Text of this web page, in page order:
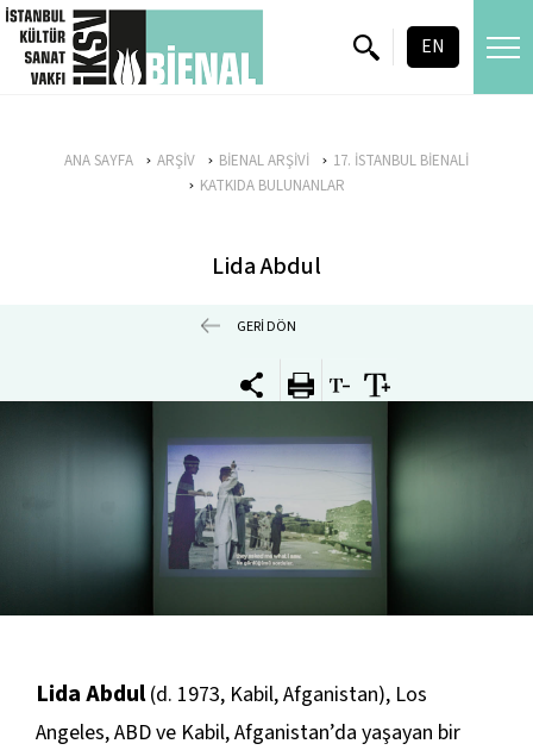
skip content
EN
ANA SAYFA ARŞİV BİENAL ARŞİVİ
17. İSTANBUL BİENALİ
KATKIDA BULUNANLAR
Lida Abdul
GERİ DÖN
Lida Abdul(d. 1973, Kabil, Afganistan), Los
Angeles, ABD ve Kabil, Afganistan’da yaşayan bir